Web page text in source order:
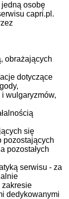
osobę
capri.pl.
obrażających
dotyczące
wulgaryzmów,
się
pozostających
pozostałych
serwisu - za
zakresie
dedykowanymi